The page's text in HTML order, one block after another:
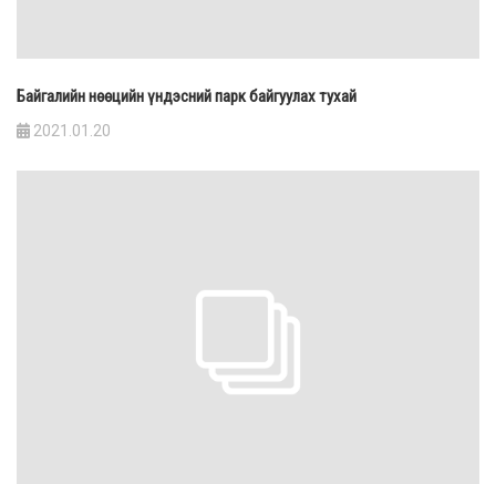
Байгалийн нөөцийн үндэсний парк байгуулах тухай
2021.01.20